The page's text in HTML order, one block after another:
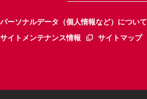
パーソナルデータ（個人情報など）について
サイトメンテナンス情報
サイトマップ